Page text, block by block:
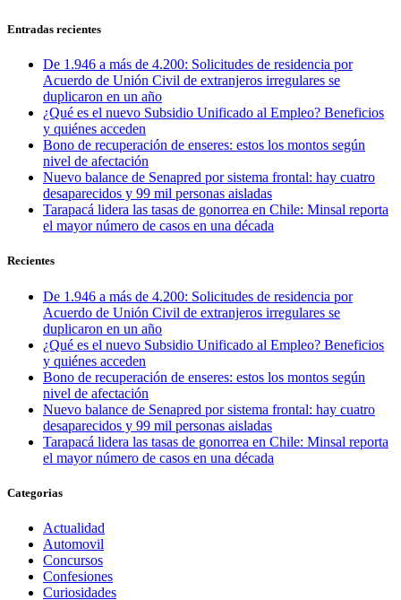
Entradas recientes
De 1.946 a más de 4.200: Solicitudes de residencia por
Acuerdo de Unión Civil de extranjeros irregulares se
duplicaron en un año
¿Qué es el nuevo Subsidio Unificado al Empleo? Beneficios
y quiénes acceden
Bono de recuperación de enseres: estos los montos según
nivel de afectación
Nuevo balance de Senapred por sistema frontal: hay cuatro
desaparecidos y 99 mil personas aisladas
Tarapacá lidera las tasas de gonorrea en Chile: Minsal reporta
el mayor número de casos en una década
Recientes
De 1.946 a más de 4.200: Solicitudes de residencia por
Acuerdo de Unión Civil de extranjeros irregulares se
duplicaron en un año
¿Qué es el nuevo Subsidio Unificado al Empleo? Beneficios
y quiénes acceden
Bono de recuperación de enseres: estos los montos según
nivel de afectación
Nuevo balance de Senapred por sistema frontal: hay cuatro
desaparecidos y 99 mil personas aisladas
Tarapacá lidera las tasas de gonorrea en Chile: Minsal reporta
el mayor número de casos en una década
Categorias
Actualidad
Automovil
Concursos
Confesiones
Curiosidades